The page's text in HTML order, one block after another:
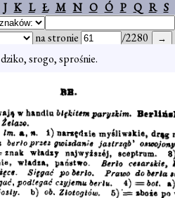
J K L Ł M N O Ó P Q R S
na stronie /2280
dziko, srogo, sprośnie.